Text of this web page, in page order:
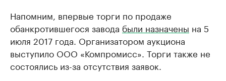
Напомним, впервые торги по продаже
обанкротившегося завода были назначены на 5
июля 2017 года. Организатором аукциона
выступило ООО «Компромисс». Торги также не
состоялись из-за отсутствия заявок.